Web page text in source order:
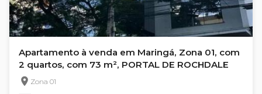
Apartamento à venda em Maringá, Zona 01, com
2 quartos, com 73 m², PORTAL DE ROCHDALE
Zona 01